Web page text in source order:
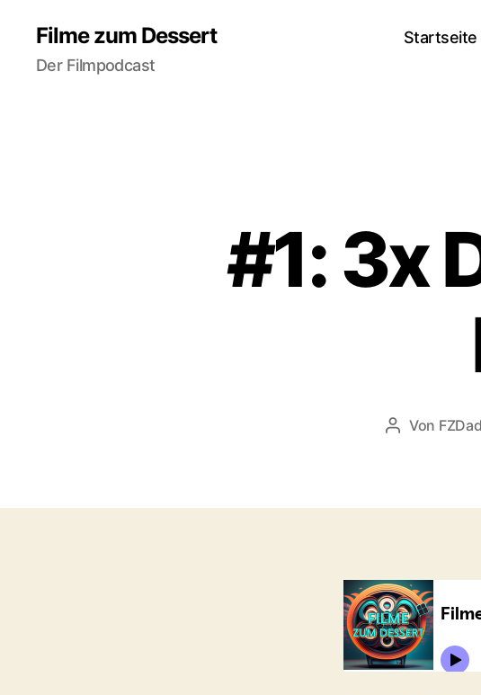
Filme zum Dessert
Der Filmpodcast
Startseite
#1: 3x
Beitragsautor
Von